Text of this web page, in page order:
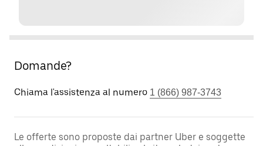
Domande?
Chiama l'assistenza al numero 1 (866) 987-3743
Le offerte sono proposte dai partner Uber e soggette